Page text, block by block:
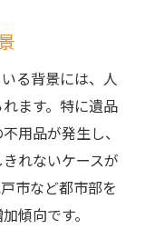
応も安心
いポイント
コツ
る見極め方
ルを防ぐ方法
業者の選び方
防ぐコツ
る背景には、人
ます。特に遺品
用品が発生し、
れないケースが
市など都市部を
傾向です。